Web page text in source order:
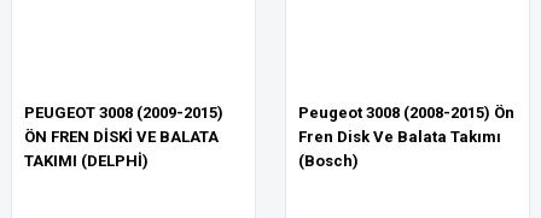
PEUGEOT 3008 (2009-2015)
ÖN FREN DİSKİ VE BALATA
TAKIMI (DELPHİ)
Peugeot 3008 (2008-2015) Ön
Fren Disk Ve Balata Takımı
(Bosch)